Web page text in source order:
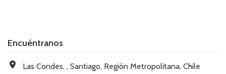
Encuéntranos
Las Condes, , Santiago, Región Metropolitana, Chile